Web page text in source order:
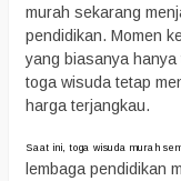
murah sekarang
pendidikan. Momen
yang biasanya
toga wisuda tetap
harga terjangkau.
Saat ini, toga wisuda murah
lembaga pendidikan